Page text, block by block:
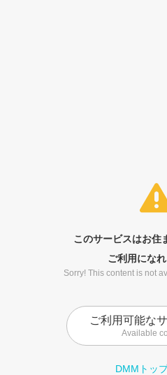
このサービスはお住
ご利用になれ
Sorry! This content is not
ご利用可能な
Available
DMMトッ